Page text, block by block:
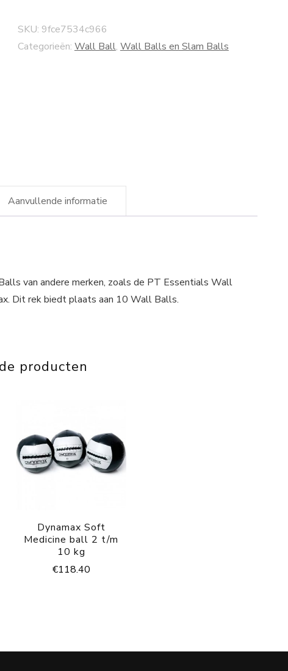
SKU: 9fce7534c966
Categorieën: Wall Ball, Wall Balls en Slam Balls
Aanvullende informatie
van andere merken, zoals de PT Essentials Wall
Dit rek biedt plaats aan 10 Wall Balls.
producten
Dynamax Soft
Medicine ball 2 t/m
10 kg
€118.40